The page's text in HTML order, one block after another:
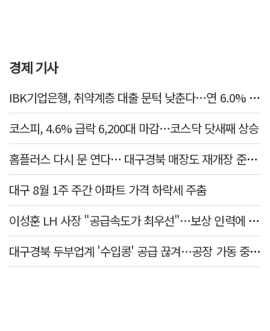
경제 기사
IBK기업은행, 취약계층 대출 문턱 낮춘다…연 6.0% 'i-ONE 햇살론 특례보증' 비대면 출시
코스피, 4.6% 급락 6,200대 마감…코스닥 닷새째 상승
홈플러스 다시 문 연다… 대구경북 매장도 재개장 준비 돌입
대구 8월 1주 주간 아파트 가격 하락세 주춤
이성훈 LH 사장 "공급속도가 최우선"…보상 인력에 정규직보다 후한 대우
대구경북 두부업계 '수입콩' 공급 끊겨…공장 가동 중단 등 '존폐기로'